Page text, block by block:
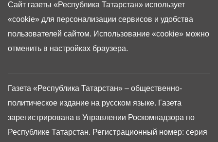
Газета «Республика Татарстан» – общественно-
политическое издание на русском языке. Газета
зарегистрирована в Управлении Роскомнадзора по
Республике Татарстан. Регистрационный номер: серия
Сайт газеты «Республика Татарстан» использует
«cookie» для персонализации сервисов и удобства
пользователей сайтом. Использование «cookie» можно
отменить в настройках браузера.